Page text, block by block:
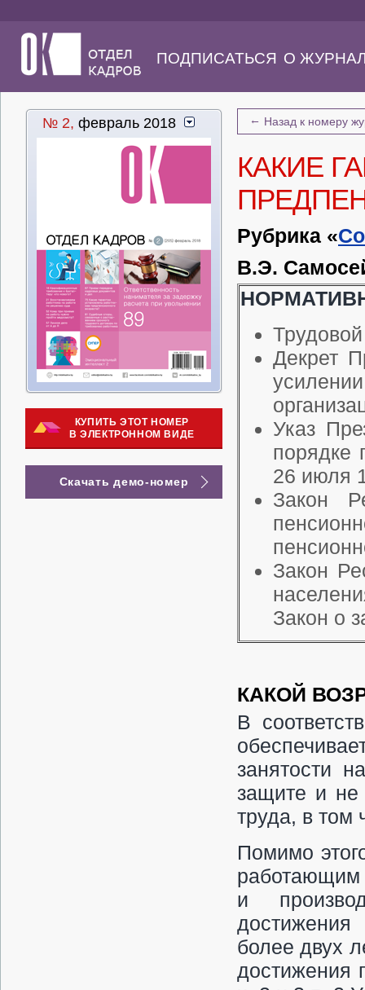
ПОДПИСАТЬСЯ О
№ 2, февраль 2018
КУПИТЬ ЭТОТ НОМЕР
В ЭЛЕКТРОННОМ ВИДЕ
Скачать демо-номер
← Назад к номеру
КАКИЕ
Рубрика «
В.Э.
Декрет
Указ
порядке
26 июля
Закон
Закон
Закон о
КАКОЙ
В
занятости
защите и не
труда, в том
Помимо
работающим
и
достижения
более двух
достижения